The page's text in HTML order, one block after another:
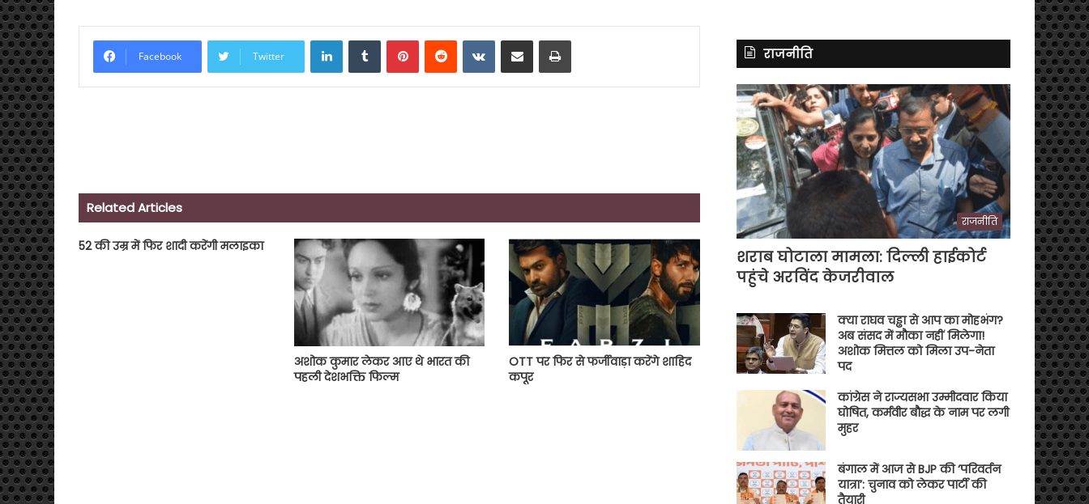
Facebook Twitter
LinkedInTumblrPinterestReddit VKontakte
Share via Email Print
Related Articles
52 की उम्र में फिर शादी करेंगी मलाइका
अशोक कुमार लेकर आए थे भारत की
पहली देशभक्ति फिल्म
OTT पर फिर से फर्जीवाड़ा करेंगे शाहिद
कपूर
राजनीति
राजनीति
शराब घोटाला मामला: दिल्ली हाईकोर्ट
पहुंचे अरविंद केजरीवाल
क्या राघव चड्ढा से आप का मोहभंग?
अब संसद में मौका नहीं मिलेगा!
अशोक मित्तल को मिला उप-नेता
पद
कांग्रेस ने राज्यसभा उम्मीदवार किया
घोषित, कर्मवीर बौद्ध के नाम पर लगी
मुहर
बंगाल में आज से BJP की ‘परिवर्तन
यात्रा’: चुनाव को लेकर पार्टी की
तैयारी